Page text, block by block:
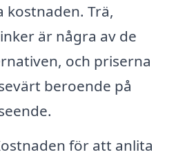
kostnaden. Trä,
är några av de
och priserna
beroende på
för att anlita